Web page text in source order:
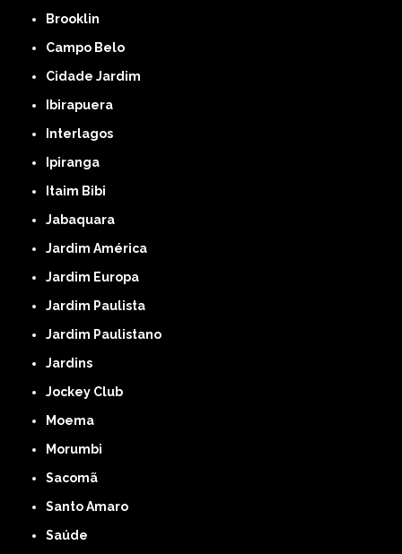
Brooklin
Campo Belo
Cidade Jardim
Ibirapuera
Interlagos
Ipiranga
Itaim Bibi
Jabaquara
Jardim América
Jardim Europa
Jardim Paulista
Jardim Paulistano
Jardins
Jockey Club
Moema
Morumbi
Sacomã
Santo Amaro
Saúde